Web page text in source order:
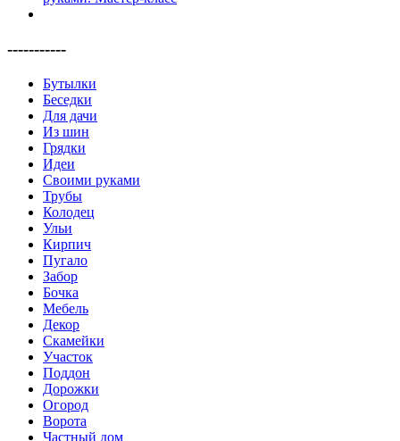
-----------
Бутылки
Беседки
Для дачи
Из шин
Грядки
Идеи
Своими руками
Трубы
Колодец
Ульи
Кирпич
Пугало
Забор
Бочка
Мебель
Декор
Скамейки
Участок
Поддон
Дорожки
Огород
Ворота
Частный дом